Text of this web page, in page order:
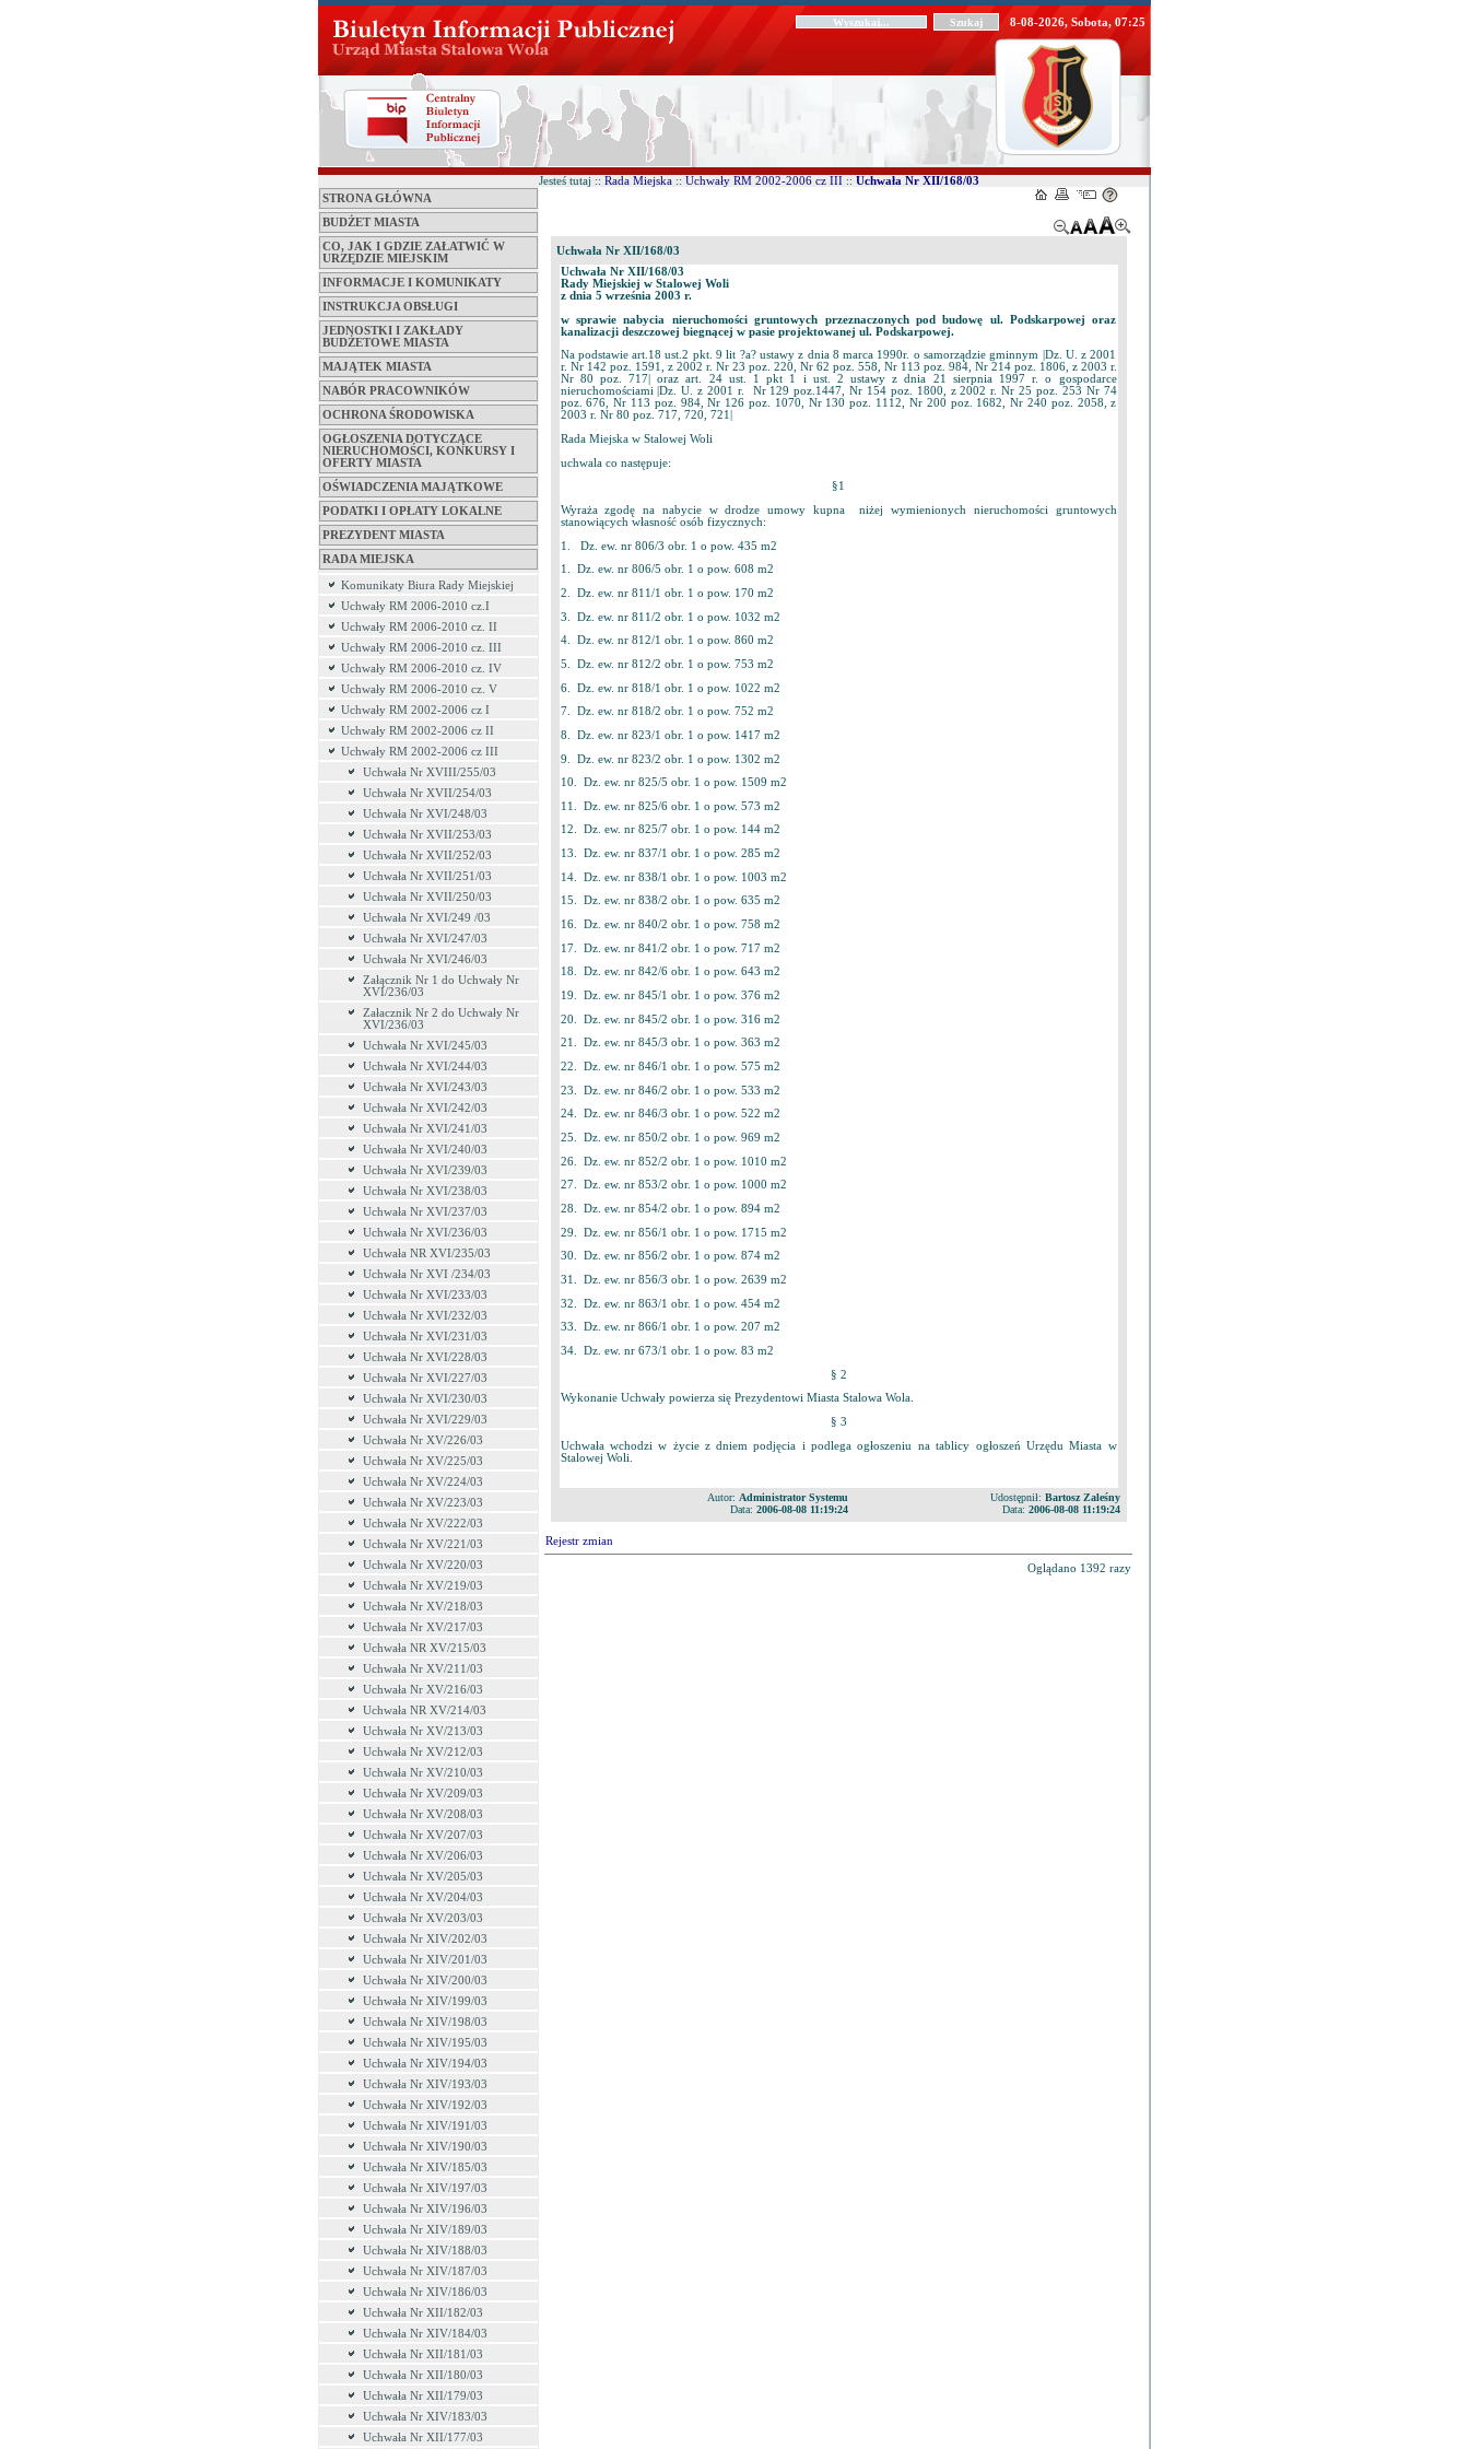
8-08-2026, Sobota, 07:25
STRONA GŁÓWNA
BUDŻET MIASTA
CO, JAK I GDZIE ZAŁATWIĆ W
URZĘDZIE MIEJSKIM
INFORMACJE I KOMUNIKATY
INSTRUKCJA OBSŁUGI
JEDNOSTKI I ZAKŁADY
BUDŻETOWE MIASTA
MAJĄTEK MIASTA
NABÓR PRACOWNIKÓW
OCHRONA ŚRODOWISKA
OGŁOSZENIA DOTYCZĄCE
NIERUCHOMOŚCI, KONKURSY I
OFERTY MIASTA
OŚWIADCZENIA MAJĄTKOWE
PODATKI I OPŁATY LOKALNE
PREZYDENT MIASTA
RADA MIEJSKA
Komunikaty Biura Rady Miejskiej
Uchwały RM 2006-2010 cz.I
Uchwały RM 2006-2010 cz. II
Uchwały RM 2006-2010 cz. III
Uchwały RM 2006-2010 cz. IV
Uchwały RM 2006-2010 cz. V
Uchwały RM 2002-2006 cz I
Uchwały RM 2002-2006 cz II
Uchwały RM 2002-2006 cz III
Uchwała Nr XVIII/255/03
Uchwała Nr XVII/254/03
Uchwała Nr XVI/248/03
Uchwała Nr XVII/253/03
Uchwała Nr XVII/252/03
Uchwała Nr XVII/251/03
Uchwała Nr XVII/250/03
Uchwała Nr XVI/249 /03
Uchwała Nr XVI/247/03
Uchwała Nr XVI/246/03
Załącznik Nr 1 do Uchwały Nr
XVI/236/03
Załacznik Nr 2 do Uchwały Nr
XVI/236/03
Uchwała Nr XVI/245/03
Uchwała Nr XVI/244/03
Uchwała Nr XVI/243/03
Uchwała Nr XVI/242/03
Uchwała Nr XVI/241/03
Uchwała Nr XVI/240/03
Uchwała Nr XVI/239/03
Uchwała Nr XVI/238/03
Uchwała Nr XVI/237/03
Uchwała Nr XVI/236/03
Uchwała NR XVI/235/03
Uchwała Nr XVI /234/03
Uchwała Nr XVI/233/03
Uchwała Nr XVI/232/03
Uchwała Nr XVI/231/03
Uchwała Nr XVI/228/03
Uchwała Nr XVI/227/03
Uchwała Nr XVI/230/03
Uchwała Nr XVI/229/03
Uchwała Nr XV/226/03
Uchwała Nr XV/225/03
Uchwała Nr XV/224/03
Uchwała Nr XV/223/03
Uchwała Nr XV/222/03
Uchwała Nr XV/221/03
Uchwala Nr XV/220/03
Uchwała Nr XV/219/03
Uchwała Nr XV/218/03
Uchwała Nr XV/217/03
Uchwała NR XV/215/03
Uchwała Nr XV/211/03
Uchwała Nr XV/216/03
Uchwała NR XV/214/03
Uchwała Nr XV/213/03
Uchwała Nr XV/212/03
Uchwała Nr XV/210/03
Uchwała Nr XV/209/03
Uchwała Nr XV/208/03
Uchwała Nr XV/207/03
Uchwała Nr XV/206/03
Uchwała Nr XV/205/03
Uchwała Nr XV/204/03
Uchwała Nr XV/203/03
Uchwała Nr XIV/202/03
Uchwała Nr XIV/201/03
Uchwała Nr XIV/200/03
Uchwała Nr XIV/199/03
Uchwała Nr XIV/198/03
Uchwała Nr XIV/195/03
Uchwała Nr XIV/194/03
Uchwała Nr XIV/193/03
Uchwała Nr XIV/192/03
Uchwała Nr XIV/191/03
Uchwała Nr XIV/190/03
Uchwała Nr XIV/185/03
Uchwała Nr XIV/197/03
Uchwała Nr XIV/196/03
Uchwała Nr XIV/189/03
Uchwała Nr XIV/188/03
Uchwała Nr XIV/187/03
Uchwała Nr XIV/186/03
Uchwała Nr XII/182/03
Uchwała Nr XIV/184/03
Uchwała Nr XII/181/03
Uchwała Nr XII/180/03
Uchwała Nr XII/179/03
Uchwała Nr XIV/183/03
Uchwała Nr XII/177/03
Jesteś tutaj :: Rada Miejska :: Uchwały RM 2002-2006 cz III :: Uchwała Nr XII/168/03
Uchwała Nr XII/168/03
Uchwała Nr XII/168/03
Rady Miejskiej w Stalowej Woli
z dnia 5 września 2003 r.
w sprawie nabycia nieruchomości gruntowych przeznaczonych pod budowę ul. Podskarpowej oraz
kanalizacji deszczowej biegnącej w pasie projektowanej ul. Podskarpowej.
Na podstawie art.18 ust.2 pkt. 9 lit ?a? ustawy z dnia 8 marca 1990r. o samorządzie gminnym |Dz. U. z 2001
r. Nr 142 poz. 1591, z 2002 r. Nr 23 poz. 220, Nr 62 poz. 558, Nr 113 poz. 984, Nr 214 poz. 1806, z 2003 r.
Nr 80 poz. 717| oraz art. 24 ust. 1 pkt 1 i ust. 2 ustawy z dnia 21 sierpnia 1997 r. o gospodarce
nieruchomościami |Dz. U. z 2001 r. Nr 129 poz.1447, Nr 154 poz. 1800, z 2002 r. Nr 25 poz. 253 Nr 74
poz. 676, Nr 113 poz. 984, Nr 126 poz. 1070, Nr 130 poz. 1112, Nr 200 poz. 1682, Nr 240 poz. 2058, z
2003 r. Nr 80 poz. 717, 720, 721|
Rada Miejska w Stalowej Woli
uchwala co następuje:
§1
Wyraża zgodę na nabycie w drodze umowy kupna niżej wymienionych nieruchomości gruntowych
stanowiących własność osób fizycznych:
1. Dz. ew. nr 806/3 obr. 1 o pow. 435 m2
1. Dz. ew. nr 806/5 obr. 1 o pow. 608 m2
2. Dz. ew. nr 811/1 obr. 1 o pow. 170 m2
3. Dz. ew. nr 811/2 obr. 1 o pow. 1032 m2
4. Dz. ew. nr 812/1 obr. 1 o pow. 860 m2
5. Dz. ew. nr 812/2 obr. 1 o pow. 753 m2
6. Dz. ew. nr 818/1 obr. 1 o pow. 1022 m2
7. Dz. ew. nr 818/2 obr. 1 o pow. 752 m2
8. Dz. ew. nr 823/1 obr. 1 o pow. 1417 m2
9. Dz. ew. nr 823/2 obr. 1 o pow. 1302 m2
10. Dz. ew. nr 825/5 obr. 1 o pow. 1509 m2
11. Dz. ew. nr 825/6 obr. 1 o pow. 573 m2
12. Dz. ew. nr 825/7 obr. 1 o pow. 144 m2
13. Dz. ew. nr 837/1 obr. 1 o pow. 285 m2
14. Dz. ew. nr 838/1 obr. 1 o pow. 1003 m2
15. Dz. ew. nr 838/2 obr. 1 o pow. 635 m2
16. Dz. ew. nr 840/2 obr. 1 o pow. 758 m2
17. Dz. ew. nr 841/2 obr. 1 o pow. 717 m2
18. Dz. ew. nr 842/6 obr. 1 o pow. 643 m2
19. Dz. ew. nr 845/1 obr. 1 o pow. 376 m2
20. Dz. ew. nr 845/2 obr. 1 o pow. 316 m2
21. Dz. ew. nr 845/3 obr. 1 o pow. 363 m2
22. Dz. ew. nr 846/1 obr. 1 o pow. 575 m2
23. Dz. ew. nr 846/2 obr. 1 o pow. 533 m2
24. Dz. ew. nr 846/3 obr. 1 o pow. 522 m2
25. Dz. ew. nr 850/2 obr. 1 o pow. 969 m2
26. Dz. ew. nr 852/2 obr. 1 o pow. 1010 m2
27. Dz. ew. nr 853/2 obr. 1 o pow. 1000 m2
28. Dz. ew. nr 854/2 obr. 1 o pow. 894 m2
29. Dz. ew. nr 856/1 obr. 1 o pow. 1715 m2
30. Dz. ew. nr 856/2 obr. 1 o pow. 874 m2
31. Dz. ew. nr 856/3 obr. 1 o pow. 2639 m2
32. Dz. ew. nr 863/1 obr. 1 o pow. 454 m2
33. Dz. ew. nr 866/1 obr. 1 o pow. 207 m2
34. Dz. ew. nr 673/1 obr. 1 o pow. 83 m2
§ 2
Wykonanie Uchwały powierza się Prezydentowi Miasta Stalowa Wola.
§ 3
Uchwała wchodzi w życie z dniem podjęcia i podlega ogłoszeniu na tablicy ogłoszeń Urzędu Miasta w
Stalowej Woli.
Autor: Administrator Systemu
Data: 2006-08-08 11:19:24
Udostępnił: Bartosz Zaleśny
Data: 2006-08-08 11:19:24
Rejestr zmian
Oglądano 1392 razy